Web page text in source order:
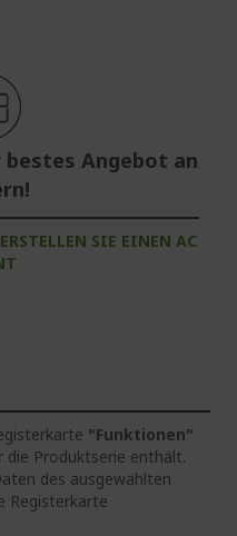
Angebot an
ERSTELLEN SIE EINEN AC
"Funktionen"
Produktserie enthält.
des ausgewählten
Registerkarte